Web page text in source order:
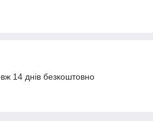
14 днів безкоштовно